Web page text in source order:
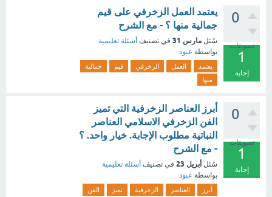
0
تصويتات
1
إجابة
يعتمد العمل الزخرفي على قيم
جمالية منها ؟ - مع الشرح
سُئل مارس 31 في تصنيف أسئلة تعليمية
بواسطة عبود
يعتمد العمل الزخرفي قيم
جمالية
منها
0
تصويتات
1
إجابة
أبرز العناصر الزخرفية التي تميز
الفن الزخرفي الاسلامي العناصر
النباتية مطلوب الإجابة. خيار واحد. ؟
- مع الشرح
سُئل أبريل 23 في تصنيف أسئلة تعليمية
بواسطة عبود
أبرز العناصر الزخرفية تميز
الفن